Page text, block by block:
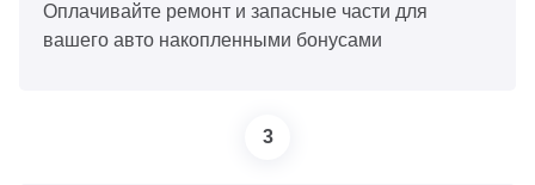
Оплачивайте ремонт и запасные части для
вашего авто накопленными бонусами
3